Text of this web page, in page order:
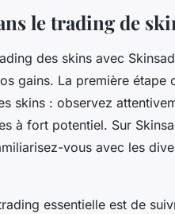
le trading de
des skins avec
gains. La première étape
skins : observez
à fort potentiel. Sur
vous avec les
essentielle est de